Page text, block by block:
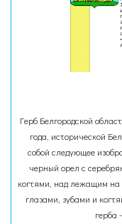
Герб Белгородской
года, исторической
собой следующее
черный орел с
когтями, над лежащим на
глазами, зубами и
герба